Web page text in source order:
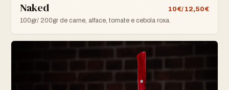
Naked
10€/ 12,50€
100gr/ 200gr de carne, alface, tomate e cebola roxa.